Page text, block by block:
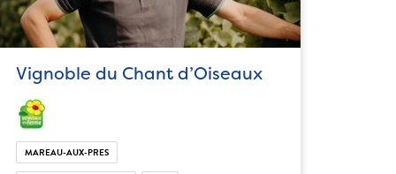
Vignoble du Chant d’Oiseaux
MAREAU-AUX-PRES